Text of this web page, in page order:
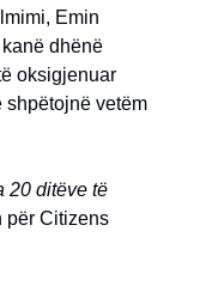
Emin
dhënë
oksigjenuar
shpëtojnë vetëm
20 ditëve të
për Citizens